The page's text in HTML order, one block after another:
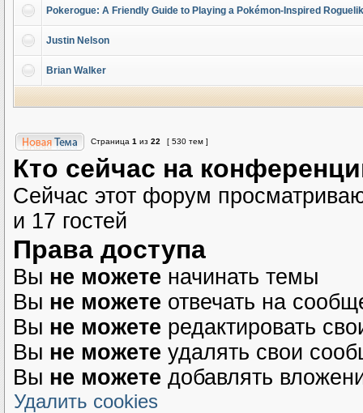
Pokerogue: A Friendly Guide to Playing a Pokémon-Inspired
Justin Nelson
Brian Walker
Страница 1 из 22 [ 530 тем ]
Кто сейчас на
Сейчас этот форум
и 17 гостей
Права доступа
Вы не можете начинать темы
Вы не можете отвечать на
Вы не можете редактировать
Вы не можете удалять свои
Вы не можете добавлять
Удалить cookies